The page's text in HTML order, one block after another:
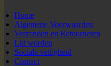
Home
Algemene Voorwaarden
Verzenden en Retourneren
Lid worden
Sociale veiligheid
Contact